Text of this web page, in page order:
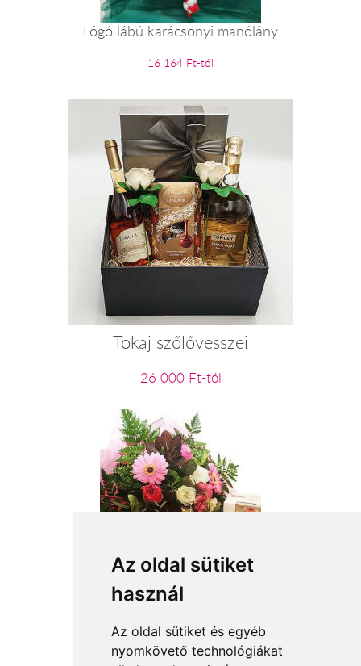
Az oldal sütiket
használ
Az oldal sütiket és egyéb
nyomkövető technológiákat
Lógó lábú karácsonyi manólány
16 164 Ft-tól
Tokaj szőlővesszei
26 000 Ft-tól